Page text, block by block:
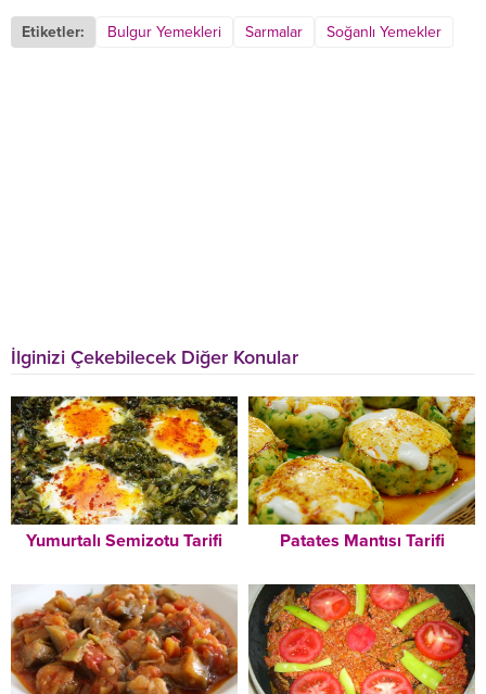
Etiketler: Bulgur Yemekleri Sarmalar Soğanlı Yemekler
İlginizi Çekebilecek Diğer Konular
Yumurtalı Semizotu Tarifi Patates Mantısı Tarifi